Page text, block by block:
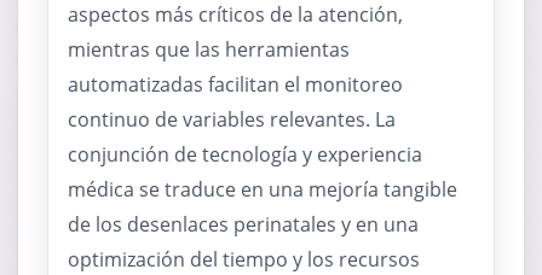
aspectos más críticos de la atención,
mientras que las herramientas
automatizadas facilitan el monitoreo
continuo de variables relevantes. La
conjunción de tecnología y experiencia
médica se traduce en una mejoría tangible
de los desenlaces perinatales y en una
optimización del tiempo y los recursos